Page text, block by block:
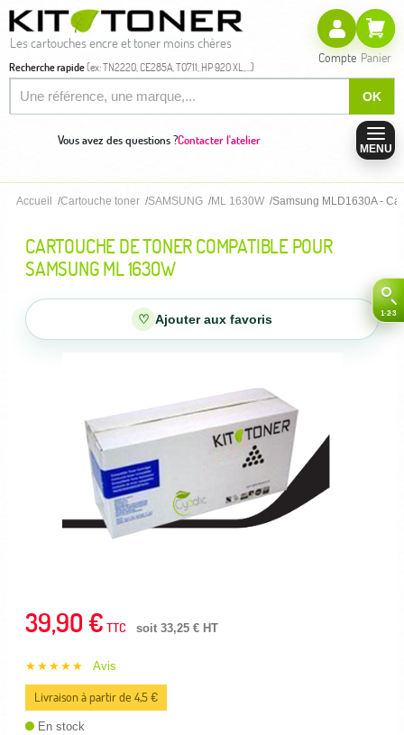
Les cartouches encre et toner moins chères
Recherche rapide(ex: TN2220, CE285A, T0711, HP 920 XL,...)
OK
Compte Panier
Vous avez des questions ?Contacter l'atelier
MENU
Accueil Cartouche toner SAMSUNG ML 1630W Samsung MLD1630A -
CARTOUCHE DE TONER COMPATIBLE POUR
SAMSUNG ML 1630W
♡ Ajouter aux favoris
39,90 € TTC soit 33,25 € HT
★★★★★ Avis
Livraison à partir de 4,5 €
En stock